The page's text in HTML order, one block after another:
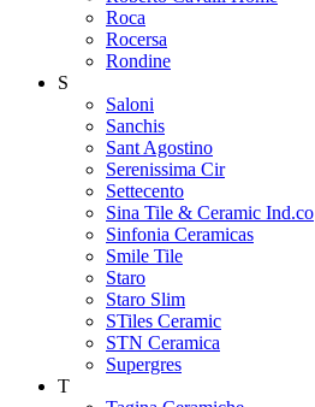
Roca
Rocersa
Rondine
S
Saloni
Sanchis
Sant Agostino
Serenissima Cir
Settecento
Sina Tile & Ceramic Ind.co
Sinfonia Ceramicas
Smile Tile
Staro
Staro Slim
STiles Ceramic
STN Ceramica
Supergres
T